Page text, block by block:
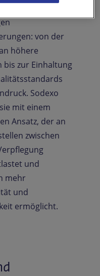
von der
höhere
bis zur Einhaltung
Sodexo
mit einem
Ansatz, der an
zwischen
und
mehr
und
ermöglicht.